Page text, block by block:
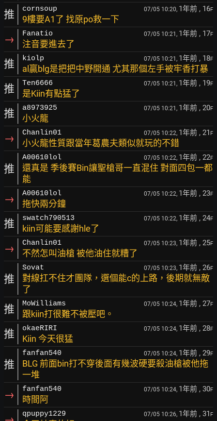
推 cornsoup 07/05 10:20, 1年前 , 16F
9樓要A1了 找原po救一下
→ Fanatio 07/05 10:21, 1年前 , 17F
注音要進去了
推 kiolp 07/05 10:21, 1年前 , 18F
al贏blg是把把中野開通 尤其那個左手被牢香打暴
推 Ten6666 07/05 10:21, 1年前 , 19F
是Kiin有點猛了
推 a8973925 07/05 10:21, 1年前 , 20F
小火龍
→ Chanlin01 07/05 10:22, 1年前 , 21 F
小火龍性質跟當年葛農夫類似就玩的不錯
推
A00610lol 07/05 10:22, 1年前 , 22F
還真是 季後賽Bin讓聖槍哥一直混住 對面四包一都
能
→ A00610lol 07/05 10:22, 1年前 , 23F
拖快兩分鐘
推 swatch790513 07/05 10:22, 1年前 , 24F
kiin可能要感謝hle了
→ Chanlin01 07/05 10:23, 1年前 , 25F
不然怎叫油槍 被他油住就糟了
推
Sovat 07/05 10:23, 1年前 , 26F
對線扛不住才團隊，選個能c的上路，後期就無敵
了
推 MoWilliams 07/05 10:24, 1年前 , 27F
跟kiin打很難不被壓吧。
推 okaeRIRI 07/05 10:24, 1年前 , 28F
Kiin 今天很猛
推
fanfan540 07/05 10:24, 1年前 , 29F
BLG 前面bin打不穿後面有幾波硬要殺油槍被他拖
一堆
→ fanfan540 07/05 10:24, 1年前 , 30F
時間阿
qpuppy1229 07/05 10:26, 1年前 , 31 F